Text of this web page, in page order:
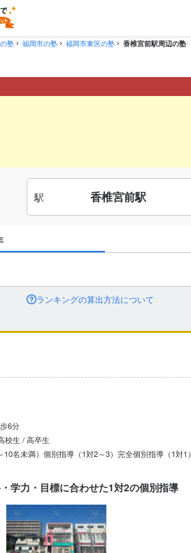
塾 福岡市の塾 福岡市東区の塾 香椎宮前駅周辺の塾
駅 香椎宮前駅
から探す
県愛知県
賀県長崎県熊本県大分県
）
策
社会 算数・数学 情報
ランキングの算出方法について
6分
校生 / 高卒生
名未満） 個別指導（1対2～3） 完全個別指導（1対1）
学力・目標に合わせた1対2の個別指導